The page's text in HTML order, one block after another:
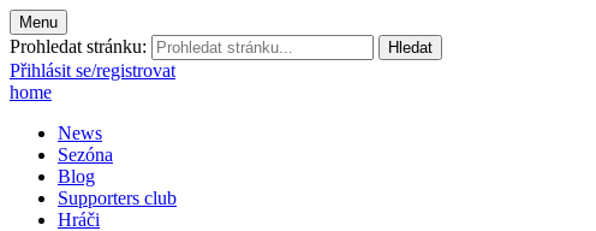
Menu
Prohledat stránku:
Přihlásit se/registrovat
home
News
Sezóna
Blog
Supporters club
Hráči